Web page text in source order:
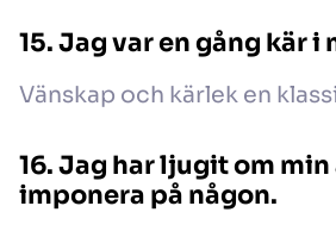
15. Jag var en gång kär i
Vänskap och kärlek en
16. Jag har ljugit om
imponera på någon.